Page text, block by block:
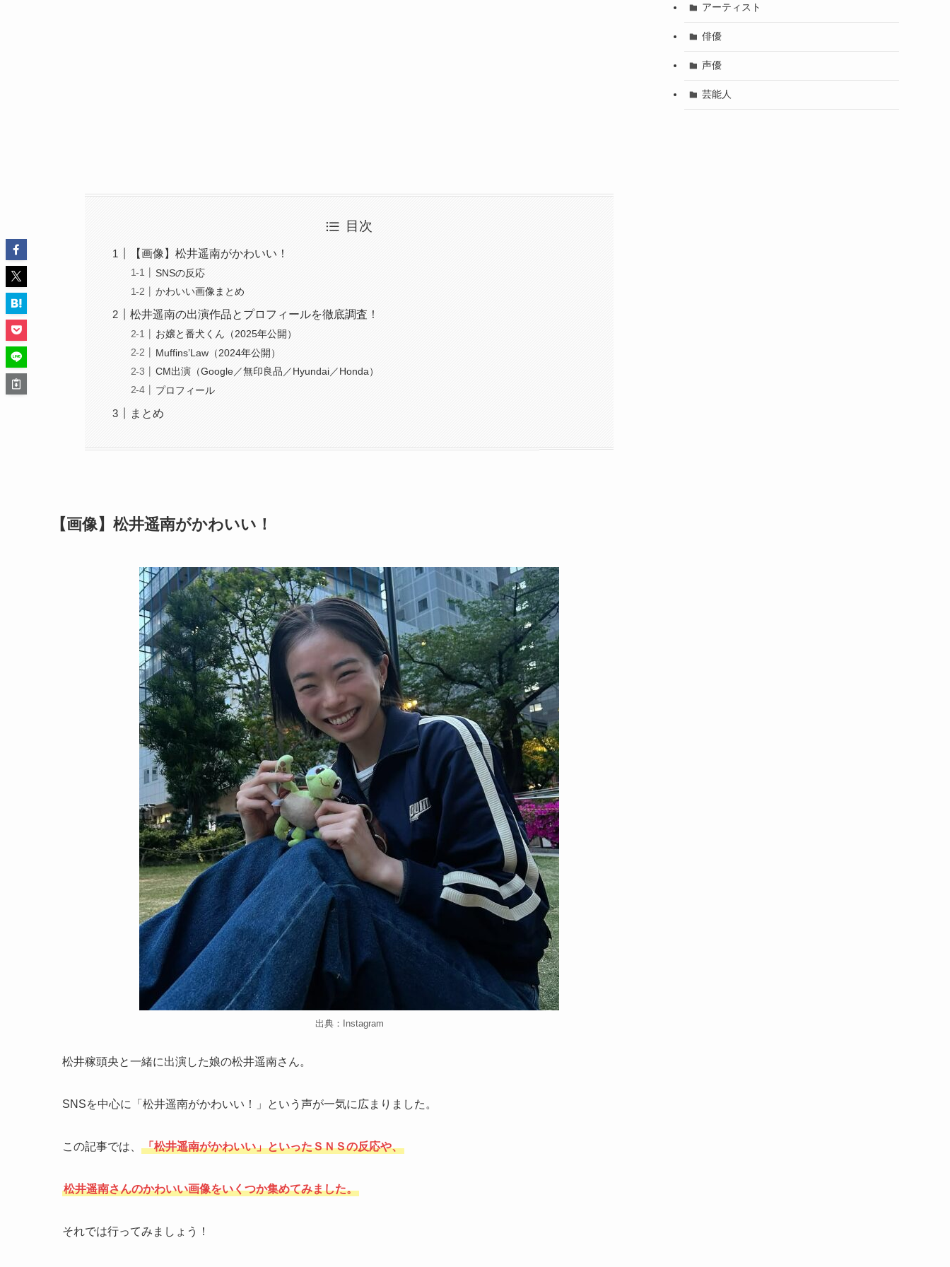
目次
【画像】松井遥南がかわいい！
SNSの反応
かわいい画像まとめ
松井遥南の出演作品とプロフィールを徹底調査！
お嬢と番犬くん（2025年公開）
Muffins’Law（2024年公開）
CM出演（Google／無印良品／Hyundai／Honda）
プロフィール
まとめ
【画像】松井遥南がかわいい！
出典：Instagram
松井稼頭央と一緒に出演した娘の松井遥南さん。
SNSを中心に「松井遥南がかわいい！」という声が一気に広まりました。
この記事では、 「松井遥南がかわいい」といったＳＮＳの反応や、
松井遥南さんのかわいい画像をいくつか集めてみました。
それでは行ってみましょう！
アーティスト
俳優
声優
芸能人